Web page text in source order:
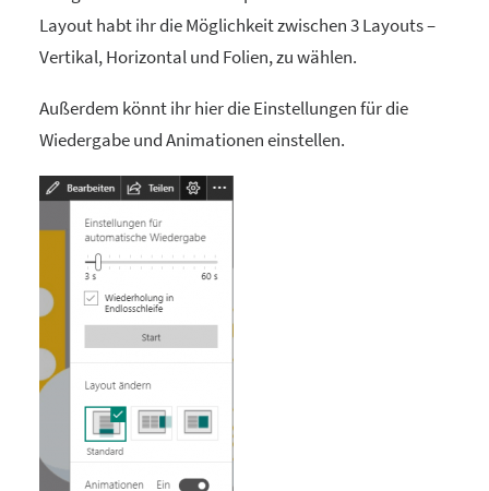
Layout habt ihr die Möglichkeit zwischen 3 Layouts –
Vertikal, Horizontal und Folien, zu wählen.
Außerdem könnt ihr hier die Einstellungen für die
Wiedergabe und Animationen einstellen.